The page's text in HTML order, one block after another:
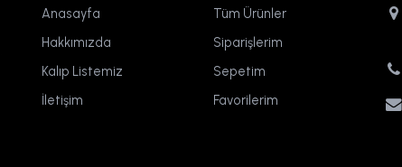
Anasayfa
Hakkımızda
Kalıp Listemiz
İletişim
Tüm Ürünler
Siparişlerim
Sepetim
Favorilerim